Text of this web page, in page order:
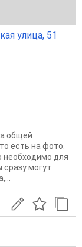
улица, 51
общей
есть на фото.
необходимо для
могут